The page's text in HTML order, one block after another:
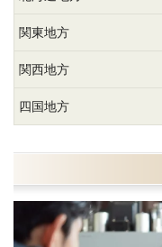
関東地方
関西地方
四国地方